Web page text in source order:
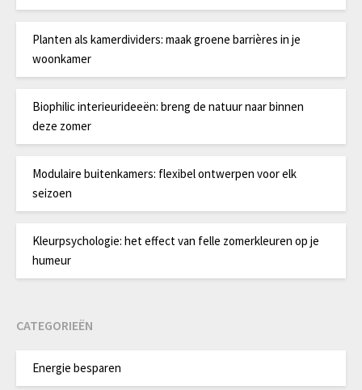
Planten als kamerdividers: maak groene barrières in je
woonkamer
Biophilic interieurideeën: breng de natuur naar binnen
deze zomer
Modulaire buitenkamers: flexibel ontwerpen voor elk
seizoen
Kleurpsychologie: het effect van felle zomerkleuren op je
humeur
CATEGORIEËN
Energie besparen